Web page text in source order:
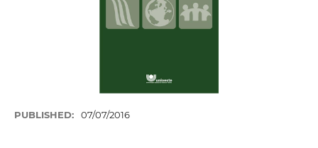
PUBLISHED: 07/07/2016